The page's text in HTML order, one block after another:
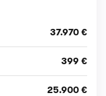
37.970 €
399 €
25.900 €